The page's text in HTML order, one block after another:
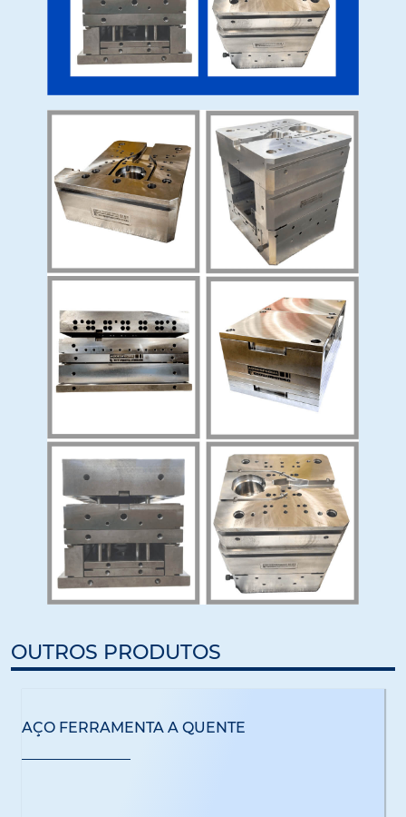
OUTROS PRODUTOS
AÇO FERRAMENTA A QUENTE